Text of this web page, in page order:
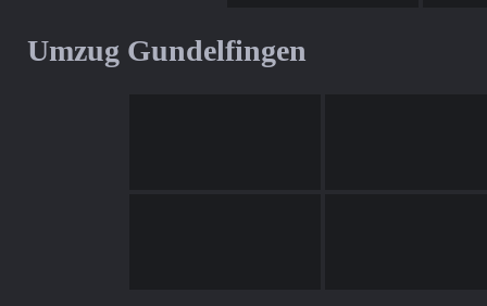
Umzug Gundelfingen